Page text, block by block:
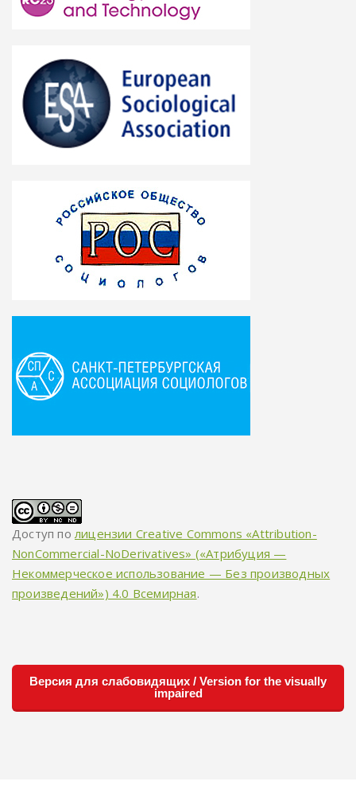
Доступ по лицензии Creative Commons «Attribution-
NonCommercial-NoDerivatives» («Атрибуция —
Некоммерческое использование — Без производных
произведений») 4.0 Всемирная.
Версия для слабовидящих / Version for the visually
impaired